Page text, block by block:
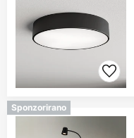
Sponzorirano